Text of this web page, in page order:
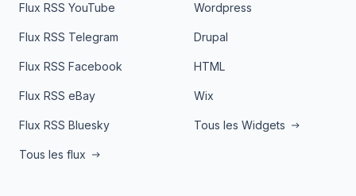
Flux RSS YouTube
Flux RSS Telegram
Flux RSS Facebook
Flux RSS eBay
Flux RSS Bluesky
Tous les flux
Wordpress
Drupal
HTML
Wix
Tous les Widgets